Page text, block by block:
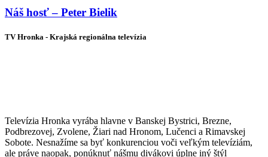
Náš hosť – Peter Bielik
TV Hronka - Krajská regionálna televízia
Televízia Hronka vyrába hlavne v Banskej Bystrici, Brezne,
Podbrezovej, Zvolene, Žiari nad Hronom, Lučenci a Rimavskej
Sobote. Nesnažíme sa byť konkurenciou voči veľkým televíziám,
ale práve naopak, ponúknuť nášmu divákovi úplne iný štýl